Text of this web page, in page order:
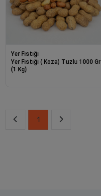
Yer Fıstığı
Yer Fıstığı ( Koza) Tuzlu 1000 Gr
(1 Kg)
1